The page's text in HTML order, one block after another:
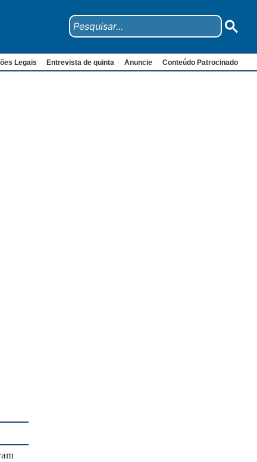
Legais Entrevista de quinta Anuncie Conteúdo Patrocinado